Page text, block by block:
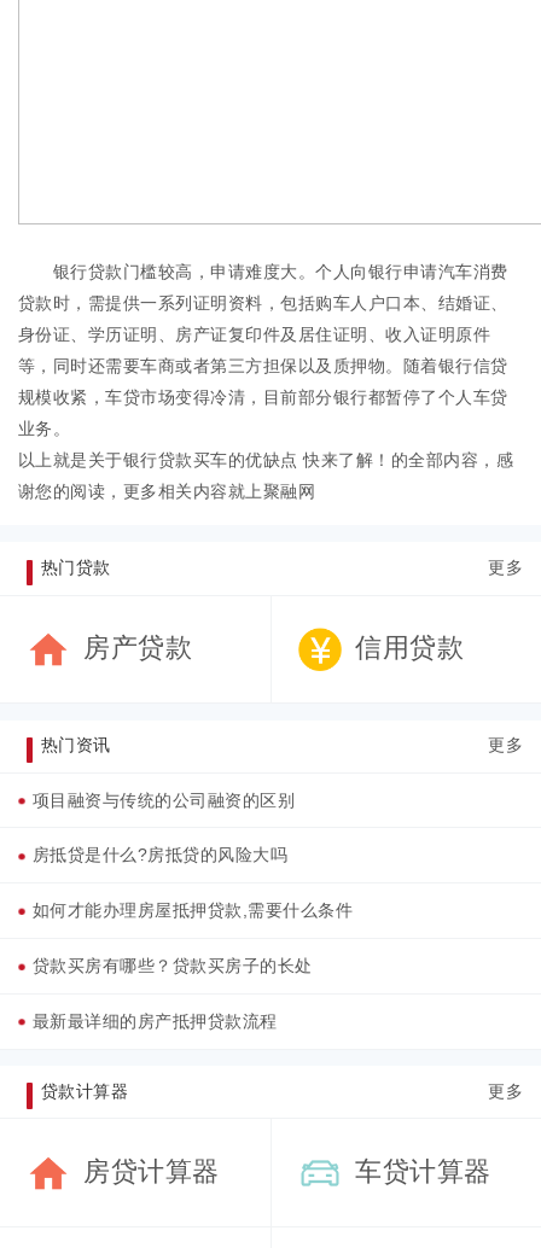
银行贷款门槛较高，申请难度大。个人向银行申请汽车消费
贷款时，需提供一系列证明资料，包括购车人户口本、结婚证、
身份证、学历证明、房产证复印件及居住证明、收入证明原件
等，同时还需要车商或者第三方担保以及质押物。随着银行信贷
规模收紧，车贷市场变得冷清，目前部分银行都暂停了个人车贷
业务。
以上就是关于银行贷款买车的优缺点 快来了解！的全部内容，感
谢您的阅读，更多相关内容就上聚融网
热门贷款 更多
房产贷款 信用贷款
热门资讯 更多
项目融资与传统的公司融资的区别
房抵贷是什么?房抵贷的风险大吗
如何才能办理房屋抵押贷款,需要什么条件
贷款买房有哪些？贷款买房子的长处
最新最详细的房产抵押贷款流程
贷款计算器 更多
房贷计算器 车贷计算器